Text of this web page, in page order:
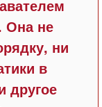
Она не
ни
в
другое